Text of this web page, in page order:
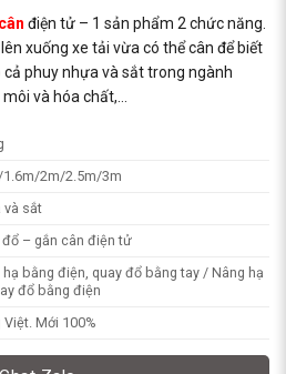
điện tử – 1 sản phẩm 2 chức năng.
xuống xe tải vừa có thể cân để biết
phuy nhựa và sắt trong ngành
và hóa chất,…
1.6m/2m/2.5m/3m
và sắt
đổ – gắn cân điện tử
hạ bằng điện, quay đổ bằng tay / Nâng hạ
đổ bằng điện
Việt. Mới 100%